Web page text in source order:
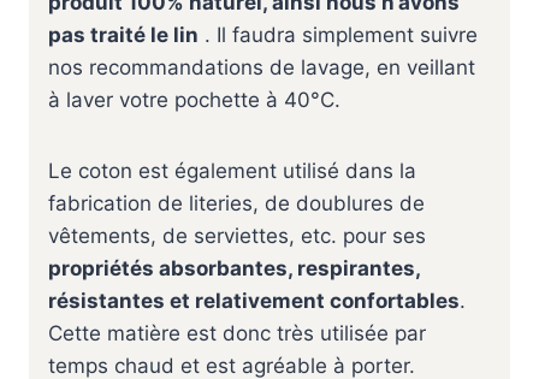
pas traité le lin . Il faudra simplement suivre
nos recommandations de lavage, en veillant
à laver votre pochette à 40°C.
Le coton est également utilisé dans la
fabrication de literies, de doublures de
vêtements, de serviettes, etc. pour ses
propriétés absorbantes, respirantes,
résistantes et relativement confortables.
Cette matière est donc très utilisée par
temps chaud et est agréable à porter.